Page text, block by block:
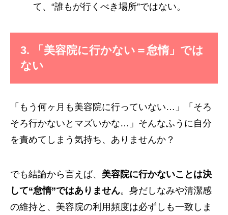
て、“誰もが行くべき場所”ではない。
3. 「美容院に行かない＝怠惰」では
ない
「もう何ヶ月も美容院に行っていない…」「そろ
そろ行かないとマズいかな…」そんなふうに自分
を責めてしまう気持ち、ありませんか？
でも結論から言えば、 美容院に行かないことは決
して“怠惰”ではありません。身だしなみや清潔感
の維持と、美容院の利用頻度は必ずしも一致しま